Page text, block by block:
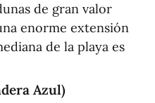
de gran valor
enorme extensión
de la playa es
Azul)